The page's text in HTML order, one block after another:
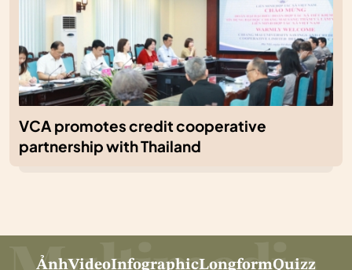
VCA promotes credit cooperative
partnership with Thailand
ẢnhVideoInfographicLongformQuizz